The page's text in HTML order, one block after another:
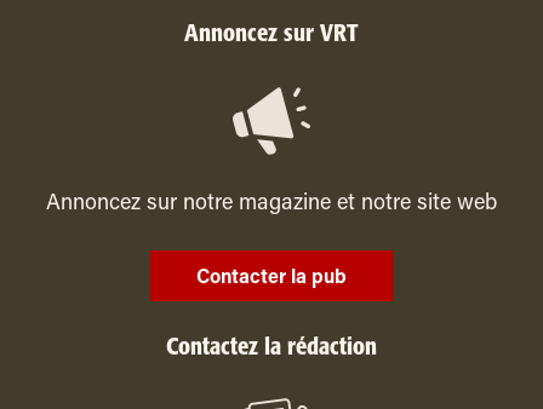
Annoncez sur VRT
Annoncez sur notre magazine et notre site web
Contacter la pub
Contactez la rédaction